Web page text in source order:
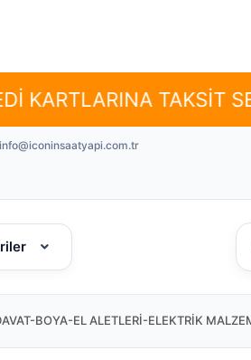
TAKSİT
info@iconinsaatyapi.com.tr
BOYA-EL ALETLERİ-ELEKTRİK